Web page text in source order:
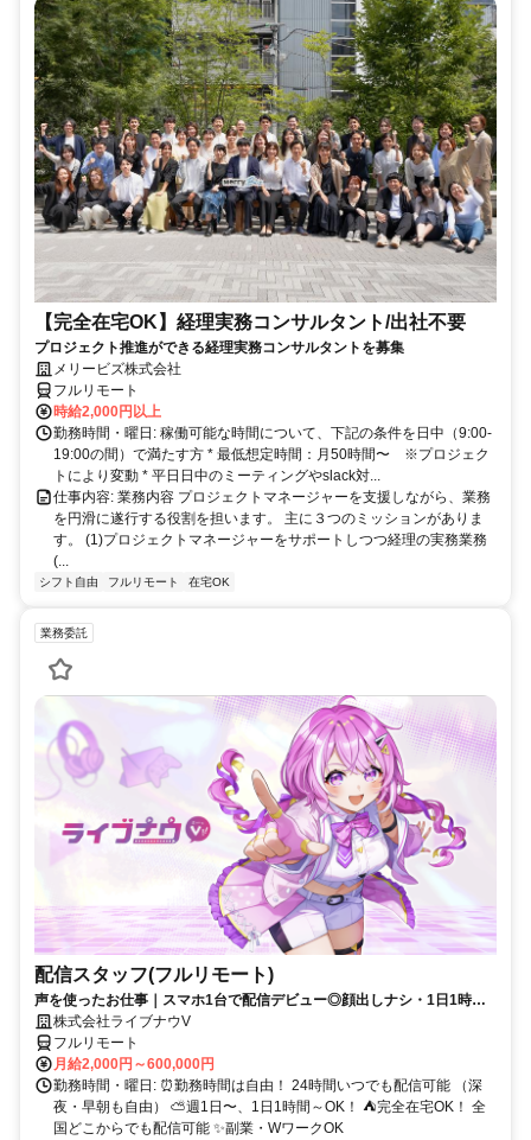
【完全在宅OK】経理実務コンサルタント/出社不要
プロジェクト推進ができる経理実務コンサルタントを募集
メリービズ株式会社
フルリモート
時給2,000円以上
勤務時間・曜日: 稼働可能な時間について、下記の条件を日中（9:00-
19:00の間）で満たす方 * 最低想定時間：月50時間〜 ※プロジェク
トにより変動 * 平日日中のミーティングやslack対...
仕事内容: 業務内容 プロジェクトマネージャーを支援しながら、業務
を円滑に遂行する役割を担います。 主に３つのミッションがありま
す。 (1)プロジェクトマネージャーをサポートしつつ経理の実務業務
(...
シフト自由 フルリモート 在宅OK
業務委託
配信スタッフ(フルリモート)
声を使ったお仕事｜スマホ1台で配信デビュー◎顔出しナシ・1日1時間
～OK♪
株式会社ライブナウV
フルリモート
月給2,000円～600,000円
勤務時間・曜日: ⏰勤務時間は自由！ 24時間いつでも配信可能 （深
夜・早朝も自由） ⛅週1日〜、1日1時間～OK！ ⛺完全在宅OK！ 全
国どこからでも配信可能 ✨副業・WワークOK